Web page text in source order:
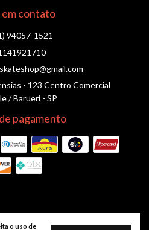
o uso de
contato
94057-1521
- 123 Centro Comercial
/ Barueri - SP
pagamento
De 100 - Ollies Point Skate shop